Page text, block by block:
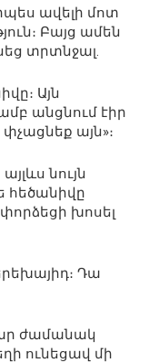
ավելի մոտ
Բայց ամեն
տրտնջալ.
Այն
անցնում էիր
փչացնեք այն»։
նույն
հեծանիվը
խոսել
Դա
ժամանակ
ունեցավ մի